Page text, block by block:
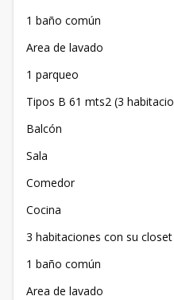
1 baño común
Area de lavado
1 parqueo
Tipos B 61 mts2 (3
Balcón
Sala
Comedor
Cocina
3 habitaciones con su closet
1 baño común
Area de lavado